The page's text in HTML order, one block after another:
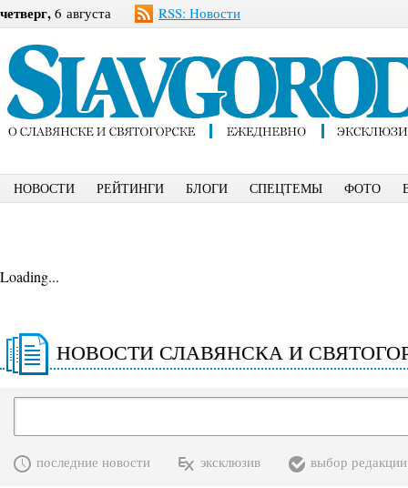
четверг, 6 августа RSS: Новости
НОВОСТИ РЕЙТИНГИ БЛОГИ СПЕЦТЕМЫ ФОТО
Loading...
НОВОСТИ СЛАВЯНСКА И
последние новости эксклюзив выбор редакции